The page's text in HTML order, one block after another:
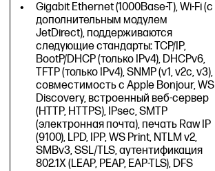
Gigabit Ethernet (1000Base-T), Wi-Fi (с
дополнительным модулем
JetDirect), поддерживаются
следующие стандарты: TCP/IP,
BootP/DHCP (только IPv4), DHCPv6,
TFTP (только IPv4), SNMP (v1, v2c, v3),
совместимость с Apple Bonjour, WS
Discovery, встроенный веб-сервер
(HTTP, HTTPS), IPsec, SMTP
(электронная почта), печать Raw IP
(9100), LPD, IPP, WS Print, NTLM v2,
SMBv3, SSL/TLS, аутентификация
802.1X (LEAP, PEAP, EAP-TLS), DFS